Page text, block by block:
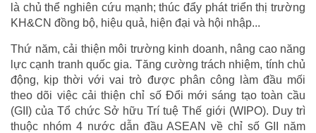
là chủ thể nghiên cứu mạnh; thúc đẩy phát triển thị trường
KH&CN đồng bộ, hiệu quả, hiện đại và hội nhập...
Thứ năm, cải thiện môi trường kinh doanh, nâng cao năng
lực cạnh tranh quốc gia. Tăng cường trách nhiệm, tính chủ
động, kịp thời với vai trò được phân công làm đầu mối
theo dõi việc cải thiện chỉ số Đổi mới sáng tạo toàn cầu
(GII) của Tổ chức Sở hữu Trí tuệ Thế giới (WIPO). Duy trì
thuộc nhóm 4 nước dẫn đầu ASEAN về chỉ số GII năm